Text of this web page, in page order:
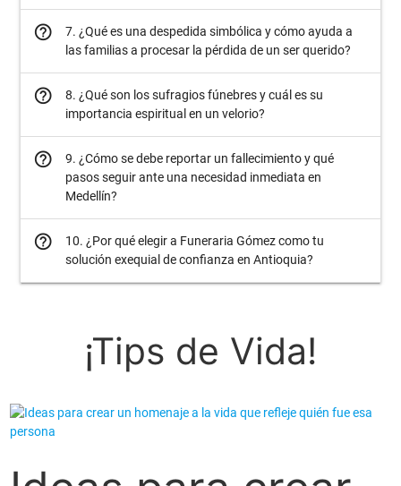
help_outline
7. ¿Qué es una despedida simbólica y cómo ayuda a
las familias a procesar la pérdida de un ser querido?
help_outline
8. ¿Qué son los sufragios fúnebres y cuál es su
importancia espiritual en un velorio?
help_outline
9. ¿Cómo se debe reportar un fallecimiento y qué
pasos seguir ante una necesidad inmediata en
Medellín?
help_outline
10. ¿Por qué elegir a Funeraria Gómez como tu
solución exequial de confianza en Antioquia?
¡Tips de Vida!